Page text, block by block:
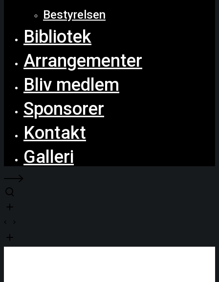
Bestyrelsen
Bibliotek
Arrangementer
Bliv medlem
Sponsorer
Kontakt
Galleri